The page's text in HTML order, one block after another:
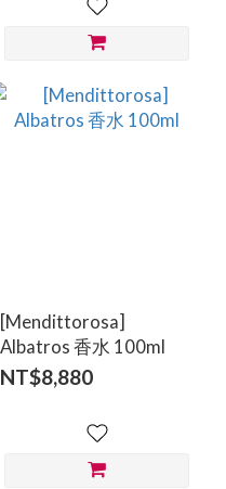
[Mendittorosa]
Albatros 香水 100ml
NT$8,880